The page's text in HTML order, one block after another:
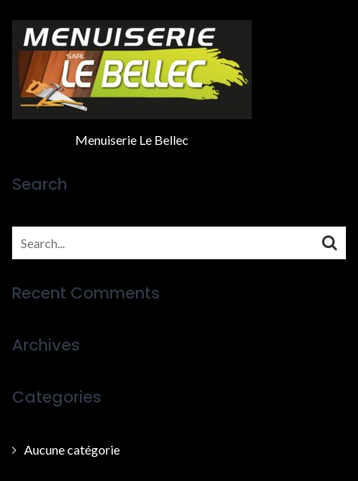
Menuiserie Le Bellec
Search
for:
Recent Comments
Archives
Categories
Aucune catégorie